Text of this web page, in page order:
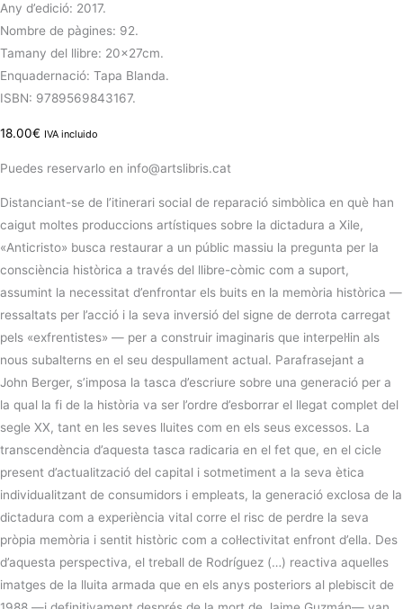
Any d’edició: 2017.
Nombre de pàgines: 92.
Tamany del llibre: 20x27cm.
Enquadernació: Tapa Blanda.
ISBN: 9789569843167.
18.00€ IVA incluido
Puedes reservarlo en info@artslibris.cat
Distanciant-se de l’itinerari social de reparació simbòlica en què han
caigut moltes produccions artístiques sobre la dictadura a Xile,
«Anticristo» busca restaurar a un públic massiu la pregunta per la
consciència històrica a través del llibre-còmic com a suport,
assumint la necessitat d’enfrontar els buits en la memòria històrica —
ressaltats per l’acció i la seva inversió del signe de derrota carregat
pels «exfrentistes» — per a construir imaginaris que interpel·lin als
nous subalterns en el seu despullament actual. Parafrasejant a
John Berger, s’imposa la tasca d’escriure sobre una generació per a
la qual la fi de la història va ser l’ordre d’esborrar el llegat complet del
segle XX, tant en les seves lluites com en els seus excessos. La
transcendència d’aquesta tasca radicaria en el fet que, en el cicle
present d’actualització del capital i sotmetiment a la seva ètica
individualitzant de consumidors i empleats, la generació exclosa de la
dictadura com a experiència vital corre el risc de perdre la seva
pròpia memòria i sentit històric com a col·lectivitat enfront d’ella. Des
d’aquesta perspectiva, el treball de Rodríguez (…) reactiva aquelles
imatges de la lluita armada que en els anys posteriors al plebiscit de